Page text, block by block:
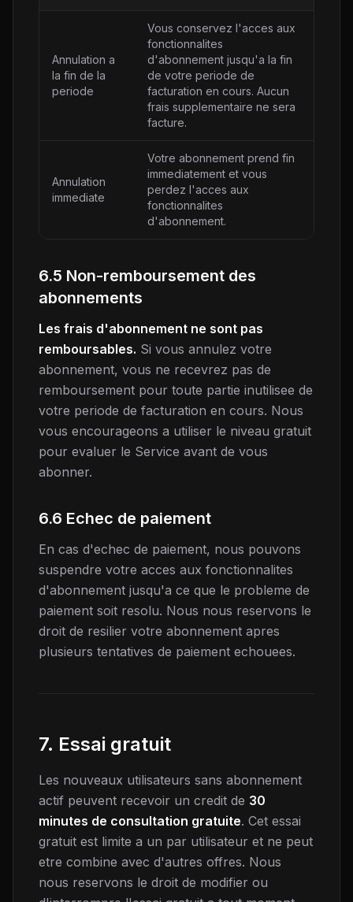
Annulation a
la fin de la
periode
Vous conservez l'acces aux
fonctionnalites
d'abonnement jusqu'a la fin
de votre periode de
facturation en cours. Aucun
frais supplementaire ne sera
facture.
Annulation
immediate
Votre abonnement prend fin
immediatement et vous
perdez l'acces aux
fonctionnalites
d'abonnement.
6.5 Non-remboursement des
abonnements
Les frais d'abonnement ne sont pas
remboursables. Si vous annulez votre
abonnement, vous ne recevrez pas de
remboursement pour toute partie inutilisee de
votre periode de facturation en cours. Nous
vous encourageons a utiliser le niveau gratuit
pour evaluer le Service avant de vous
abonner.
6.6 Echec de paiement
En cas d'echec de paiement, nous pouvons
suspendre votre acces aux fonctionnalites
d'abonnement jusqu'a ce que le probleme de
paiement soit resolu. Nous nous reservons le
droit de resilier votre abonnement apres
plusieurs tentatives de paiement echouees.
7. Essai gratuit
Les nouveaux utilisateurs sans abonnement
actif peuvent recevoir un credit de 30
minutes de consultation gratuite. Cet essai
gratuit est limite a un par utilisateur et ne peut
etre combine avec d'autres offres. Nous
nous reservons le droit de modifier ou